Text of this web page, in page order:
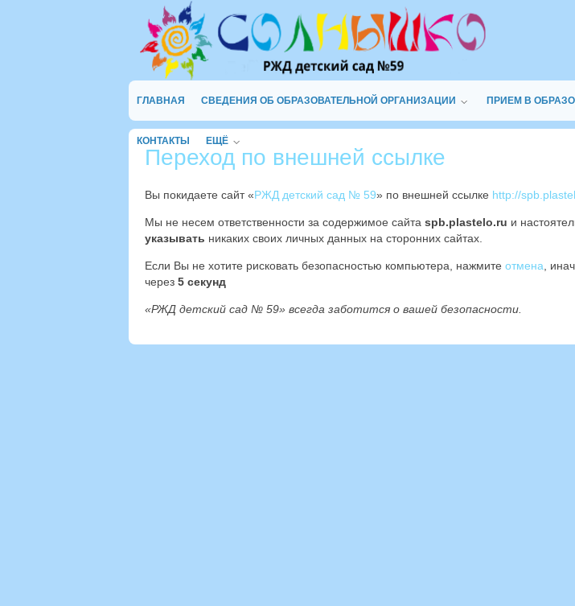
ГЛАВНАЯ СВЕДЕНИЯ ОБ ОБРАЗОВАТЕЛЬНОЙ ОРГАНИЗАЦИИ ПРИЕМ В
КОНТАКТЫ ЕЩЁ
Переход по внешней ссылке
Вы покидаете сайт «РЖД детский сад № 59» по внешней ссылке http://
Мы не несем ответственности за содержимое сайта spb.plastelo.ru и
указывать никаких своих личных данных на сторонних сайтах.
Если Вы не хотите рисковать безопасностью компьютера, нажмите отмена ,
через 4 секунд
«РЖД детский сад № 59» всегда заботится о вашей безопасности.